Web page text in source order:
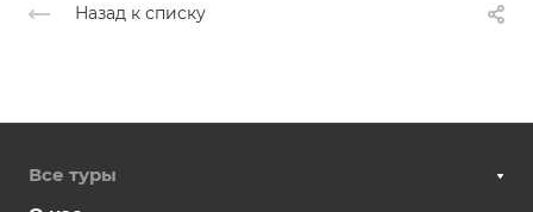
Назад к списку
Все туры